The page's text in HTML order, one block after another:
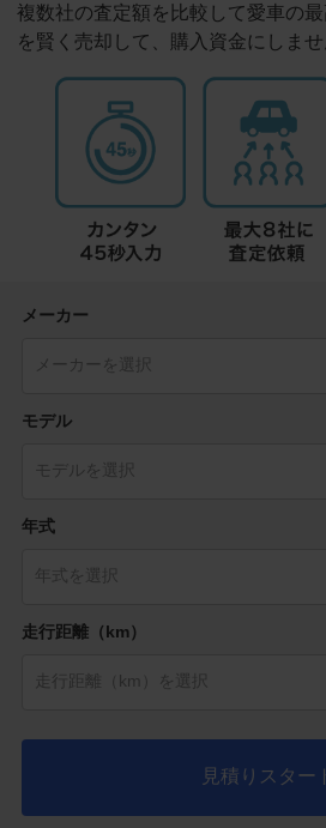
複数社の査定額を比較して愛車の
を賢く売却して、購入資金にしませ
メーカー
モデル
年式
走行距離（km）
見積りスター